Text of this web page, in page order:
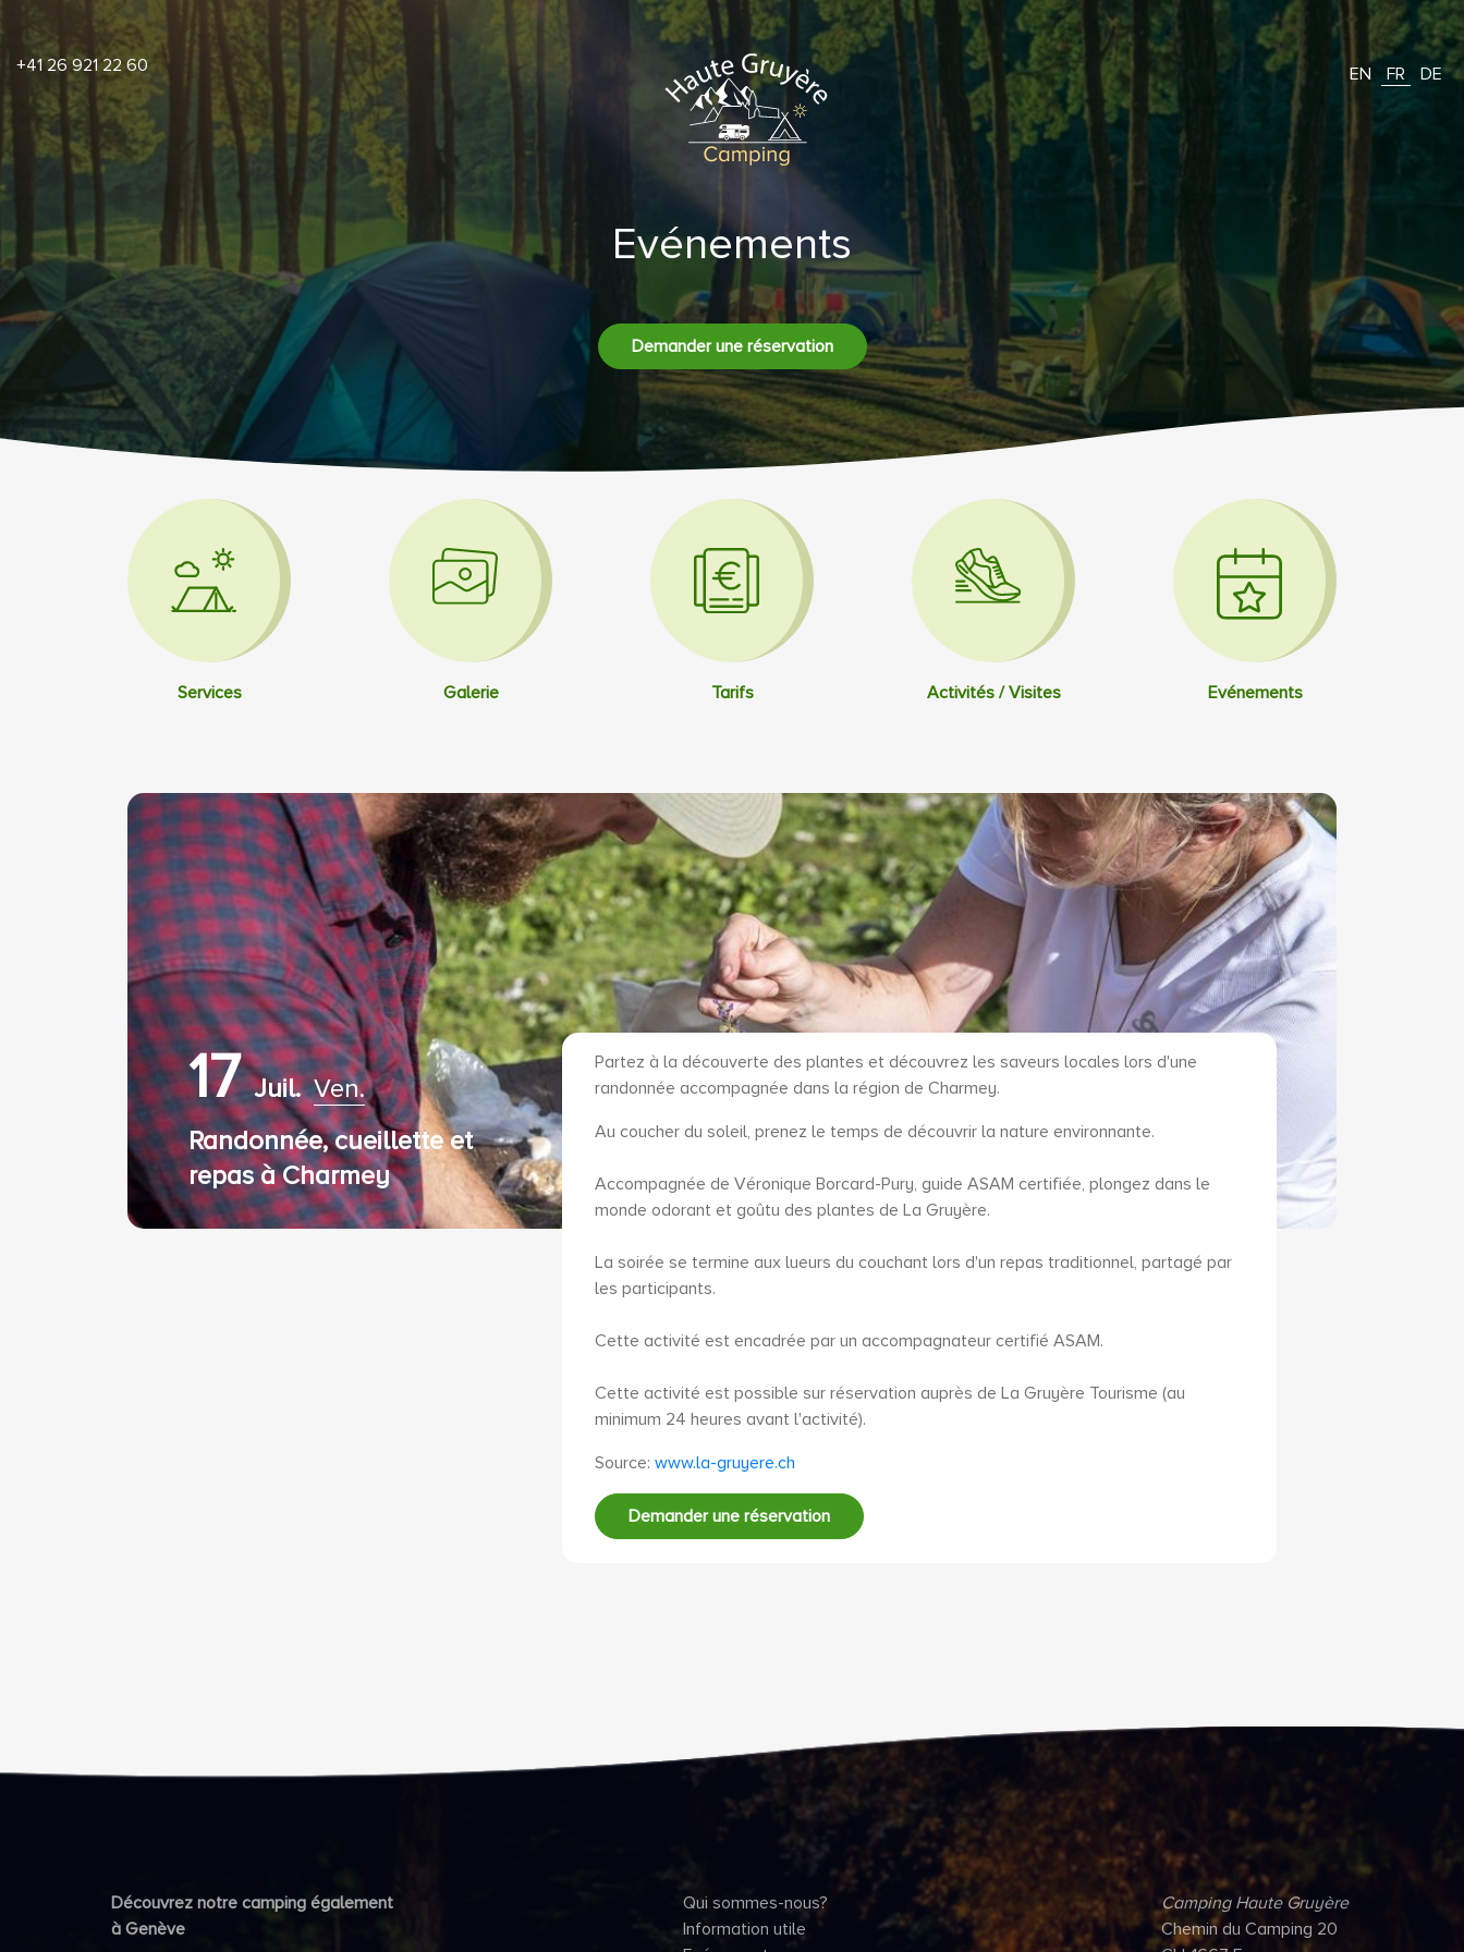
+41 26 921 22 60 EN FR DE
Evénements
Demander une réservation
Services Galerie Tarifs Activités / Visites Evénements
17 Juil. Ven.
Randonnée, cueillette et
repas à Charmey
Partez à la découverte des plantes et découvrez les saveurs locales lors d'une
randonnée accompagnée dans la région de Charmey.
Au coucher du soleil, prenez le temps de découvrir la nature environnante.
Accompagnée de Véronique Borcard-Pury, guide ASAM certifiée, plongez dans le
monde odorant et goûtu des plantes de La Gruyère.
La soirée se termine aux lueurs du couchant lors d'un repas traditionnel, partagé par
les participants.
Cette activité est encadrée par un accompagnateur certifié ASAM.
Cette activité est possible sur réservation auprès de La Gruyère Tourisme (au
minimum 24 heures avant l'activité).
Source: www.la-gruyere.ch
Demander une réservation
Découvrez notre camping également
à Genève
Qui sommes-nous?
Information utile
Camping Haute Gruyère
Chemin du Camping 20